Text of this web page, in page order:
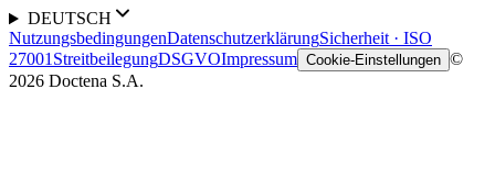
DEUTSCH
NutzungsbedingungenDatenschutzerklärungSicherheit · ISO
27001 StreitbeilegungDSGVOImpressum Cookie-Einstellungen ©
2026 Doctena S.A.